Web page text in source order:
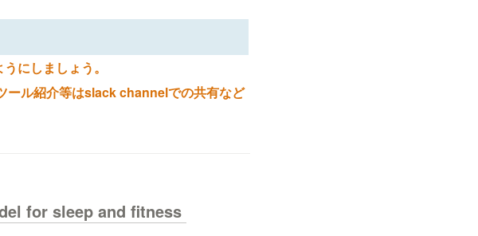
にしましょう。
ール紹介等はslack channelでの共有など
for sleep and fitness